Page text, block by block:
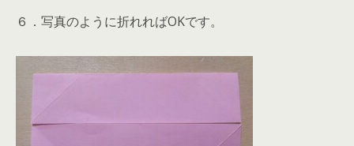
６．写真のように折れればOKです。